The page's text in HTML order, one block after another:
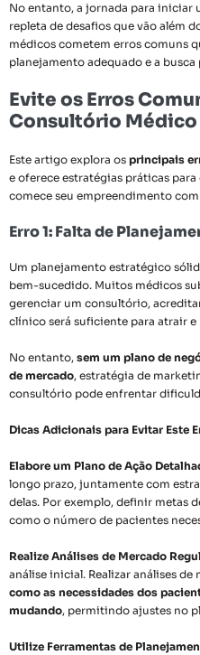
No entanto, a jornada para iniciar
repleta de desafios que vão além
médicos cometem erros comuns
planejamento adequado e a
Evite os Erros
Consultório Médico
Este artigo explora os principais
e oferece estratégias práticas
comece seu empreendimento
Erro 1: Falta de
Um planejamento estratégico
bem-sucedido. Muitos médicos
gerenciar um consultório,
clínico será suficiente para atrair
No entanto, sem um plano de
de mercado, estratégia de
consultório pode enfrentar
Dicas Adicionais para Evitar Este
Elabore um Plano de Ação
longo prazo, juntamente com
delas. Por exemplo, definir metas
como o número de pacientes
Realize Análises de Mercado
análise inicial. Realizar análises
como as necessidades dos
mudando, permitindo ajustes no
Utilize Ferramentas de